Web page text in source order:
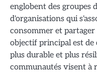
englobent des groupes
d'organisations qui
consommer et
objectif principal est de
plus durable et plus
communautés visent à